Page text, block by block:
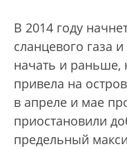
В 2014 году
сланцевого газа
начать и раньше,
привела на
в апреле и мае
приостановили
предельный